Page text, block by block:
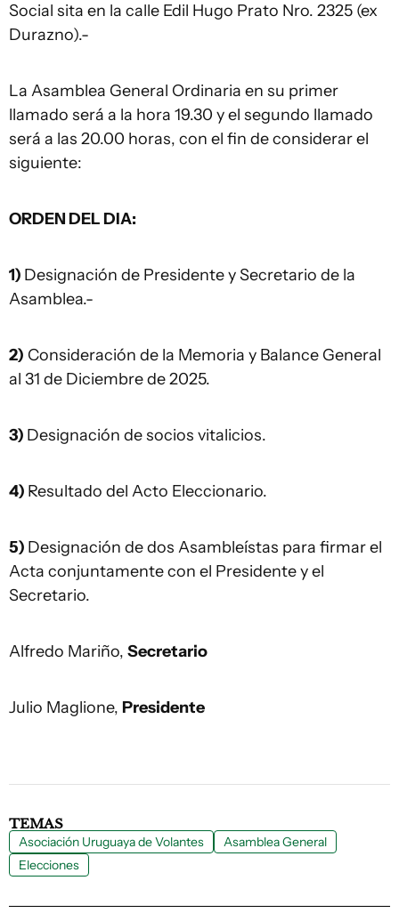
Social sita en la calle Edil Hugo Prato Nro. 2325 (ex
Durazno).-
La Asamblea General Ordinaria en su primer
llamado será a la hora 19.30 y el segundo llamado
será a las 20.00 horas, con el fin de considerar el
siguiente:
ORDEN DEL DIA:
1) Designación de Presidente y Secretario de la
Asamblea.-
2) Consideración de la Memoria y Balance General
al 31 de Diciembre de 2025.
3) Designación de socios vitalicios.
4) Resultado del Acto Eleccionario.
5) Designación de dos Asambleístas para firmar el
Acta conjuntamente con el Presidente y el
Secretario.
Alfredo Mariño, Secretario
Julio Maglione, Presidente
TEMAS
Asociación Uruguaya de Volantes
Asamblea General
Elecciones